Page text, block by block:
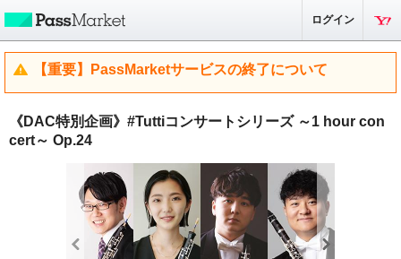
ログイン
【重要】PassMarketサービスの終了について
《DAC特別企画》#Tuttiコンサートシリーズ ～1 hour con
cert～ Op.24